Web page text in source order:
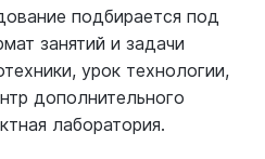
подбирается под
занятий и задачи
урок технологии,
дополнительного
лаборатория.